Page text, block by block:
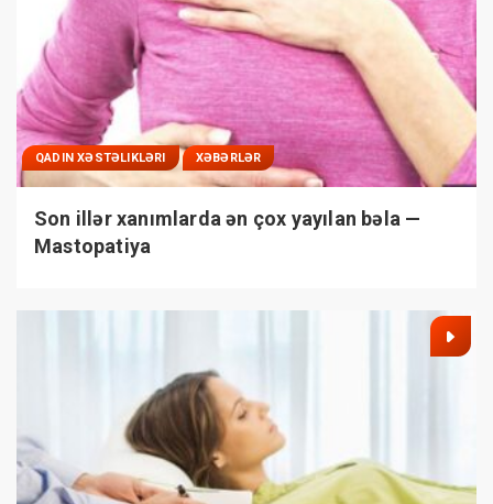
QADIN XƏSTƏLIKLƏRI XƏBƏRLƏR
Son illər xanımlarda ən çox yayılan bəla —
Mastopatiya